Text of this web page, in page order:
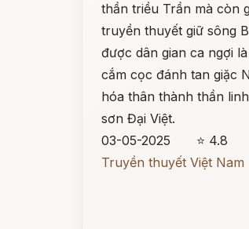
thần triều Trần mà còn
truyền thuyết giữ sông
được dân gian ca ngợi
cắm cọc đánh tan giặc
hóa thân thành thần
sơn Đại Việt.
03-05-2025
⭐ 4.8
Truyền thuyết Việt Nam